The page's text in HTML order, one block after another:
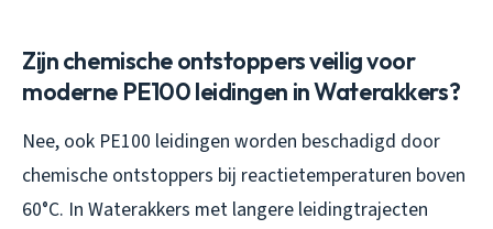
Zijn chemische ontstoppers veilig voor
moderne PE100 leidingen in Waterakkers?
Nee, ook PE100 leidingen worden beschadigd door
chemische ontstoppers bij reactietemperaturen boven
60°C. In Waterakkers met langere leidingtrajecten